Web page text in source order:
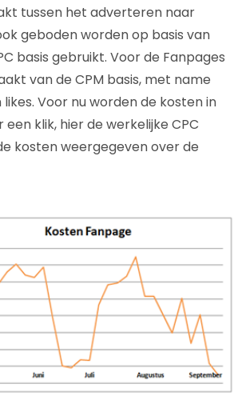
tussen het adverteren naar
geboden worden op basis van
basis gebruikt. Voor de Fanpages
van de CPM basis, met name
Voor nu worden de kosten in
klik, hier de werkelijke CPC
kosten weergegeven over de